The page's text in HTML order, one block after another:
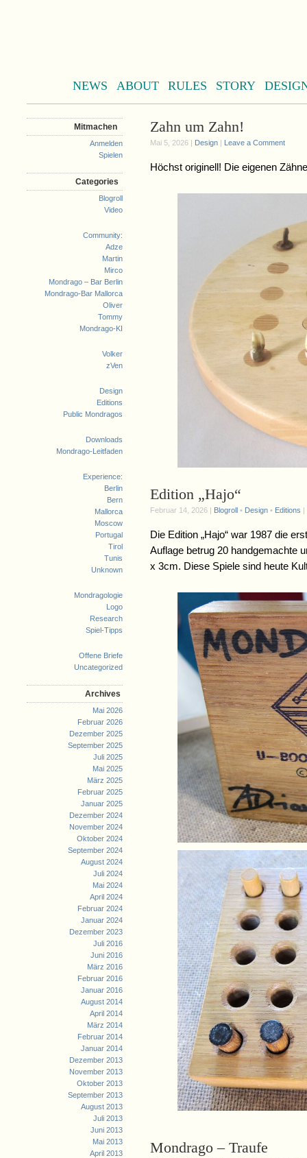
NEWS ABOUT RULES STORY
Mitmachen
Anmelden
Spielen
Categories
Blogroll
Video
Community:
Adze
Martin
Mirco
Mondrago – Bar Berlin
Mondrago-Bar Mallorca
Oliver
Tommy
Mondrago-KI
Volker
zVen
Design
Editions
Public Mondragos
Downloads
Mondrago-Leitfaden
Experience:
Berlin
Bern
Mallorca
Moscow
Portugal
Tirol
Tunis
Unknown
Mondragologie
Logo
Research
Spiel-Tipps
Offene Briefe
Uncategorized
Archives
Mai 2026
Februar 2026
Dezember 2025
September 2025
Juli 2025
Mai 2025
März 2025
Februar 2025
Januar 2025
Dezember 2024
November 2024
Oktober 2024
September 2024
August 2024
Juli 2024
Mai 2024
April 2024
Februar 2024
Januar 2024
Dezember 2023
Juli 2016
Juni 2016
März 2016
Februar 2016
Januar 2016
August 2014
April 2014
März 2014
Februar 2014
Januar 2014
Dezember 2013
November 2013
Oktober 2013
September 2013
August 2013
Juli 2013
Juni 2013
Mai 2013
April 2013
Zahn um Zahn!
Mai 5, 2026 | Design | Leave a Comment
Höchst originell! Die eigenen
Edition „Hajo“
Februar 14, 2026 | Blogroll • Design • Editions
Die Edition „Hajo“ war 1987 die
Auflage betrug 20 handgemachte
x 3cm. Diese Spiele sind heute
Mondrago – Traufe